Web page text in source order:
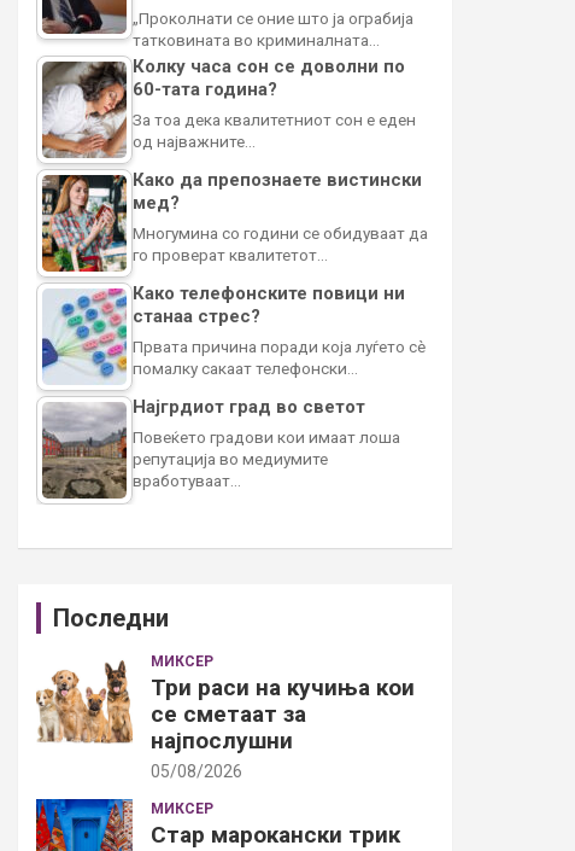
„Проколнати се оние што ја ограбија
татковината во криминалната…
Колку часа сон се доволни по
60-тата година?
За тоа дека квалитетниот сон е еден
од најважните…
Како да препознаете вистински
мед?
Многумина со години се обидуваат да
го проверат квалитетот…
Како телефонските повици ни
станаа стрес?
Првата причина поради која луѓето сè
помалку сакаат телефонски…
Најгрдиот град во светот
Повеќето градови кои имаат лоша
репутација во медиумите
вработуваат…
Последни
МИКСЕР
Три раси на кучиња кои
се сметаат за
најпослушни
05/08/2026
МИКСЕР
Стар марокански трик